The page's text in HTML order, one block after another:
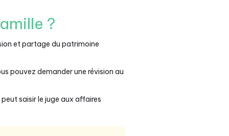
?
et partage du patrimoine
pouvez demander une révision au
saisir le juge aux affaires